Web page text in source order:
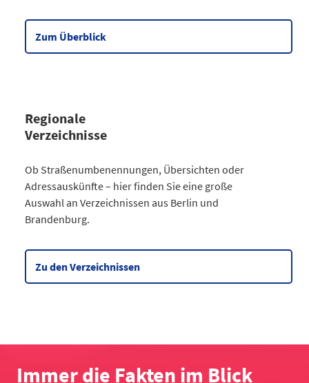
Datentabelle zum Diagramm
Zum Überblick
Regionale
Verzeichnisse
KategorieStraßenumbenennungen Berlin
2013
7
2014
8
2015
8
2022
2
Ob Straßenumbenennungen, Übersichten oder
Adressauskünfte – hier finden Sie eine große
Auswahl an Verzeichnissen aus Berlin und
Brandenburg.
Zu den Verzeichnissen
Immer die Fakten im Blick